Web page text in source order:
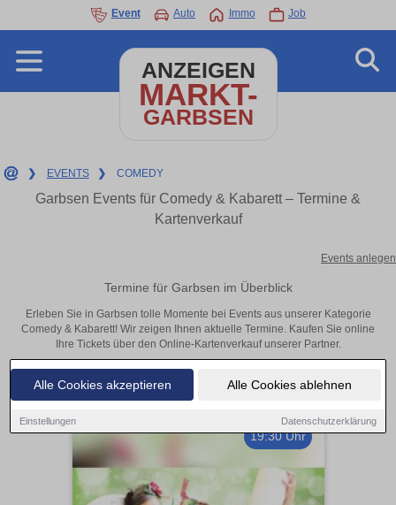
Alle Cookies akzeptieren Alle Cookies ablehnen
Einstellungen Datenschutzerklärung
Event Auto Immo Job
ANZEIGEN
MARKT-
GARBSEN
❯ EVENTS ❯ COMEDY
Garbsen Events für Comedy & Kabarett – Termine &
Kartenverkauf
Events anlegen
Termine für Garbsen im Überblick
Erleben Sie in Garbsen tolle Momente bei Events aus unserer Kategorie
Comedy & Kabarett! Wir zeigen Ihnen aktuelle Termine. Kaufen Sie online
Ihre Tickets über den Online-Kartenverkauf unserer Partner.
19:30 Uhr